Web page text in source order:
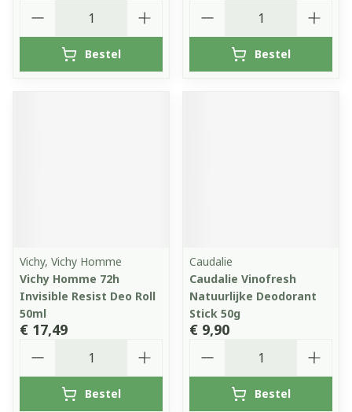
Bestel Bestel
Vichy, Vichy Homme
Vichy Homme 72h
Invisible Resist Deo Roll
50ml
€ 17,49
Bestel
Caudalie
Caudalie Vinofresh
Natuurlijke Deodorant
Stick 50g
€ 9,90
Bestel